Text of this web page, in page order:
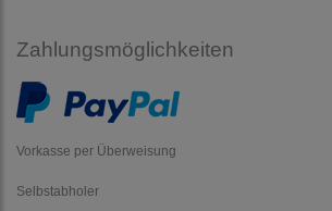
Zahlungsmöglichkeiten
Vorkasse per Überweisung
Selbstabholer